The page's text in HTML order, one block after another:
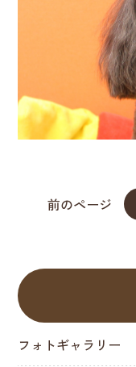
前のページ
フォトギャラリー